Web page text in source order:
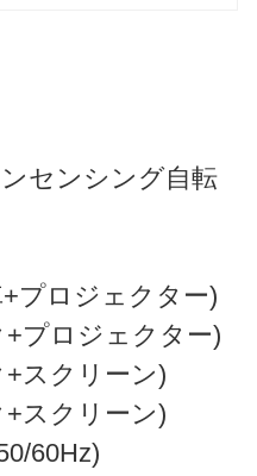
センシング自転
プロジェクター)
+プロジェクター)
+スクリーン)
+スクリーン)
60Hz)